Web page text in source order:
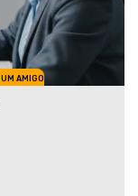
AMIGO